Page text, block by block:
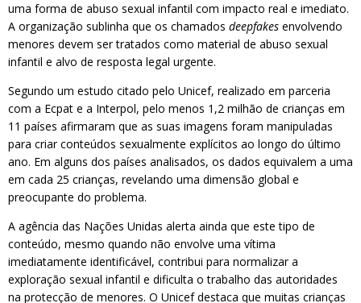
uma forma de abuso sexual infantil com impacto real e imediato.
A organização sublinha que os chamados deepfakes envolvendo
menores devem ser tratados como material de abuso sexual
infantil e alvo de resposta legal urgente.
Segundo um estudo citado pelo Unicef, realizado em parceria
com a Ecpat e a Interpol, pelo menos 1,2 milhão de crianças em
11 países afirmaram que as suas imagens foram manipuladas
para criar conteúdos sexualmente explícitos ao longo do último
ano. Em alguns dos países analisados, os dados equivalem a uma
em cada 25 crianças, revelando uma dimensão global e
preocupante do problema.
A agência das Nações Unidas alerta ainda que este tipo de
conteúdo, mesmo quando não envolve uma vítima
imediatamente identificável, contribui para normalizar a
exploração sexual infantil e dificulta o trabalho das autoridades
na protecção de menores. O Unicef destaca que muitas crianças